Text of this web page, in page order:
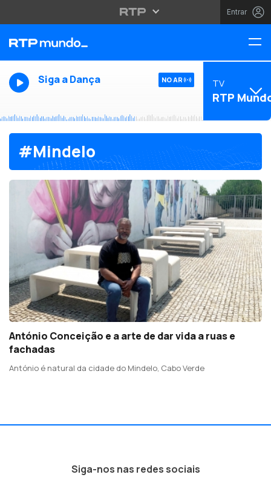
Entrar
Siga a Dança NO AR TV
RTP
#Mindelo
António Conceição e a arte de dar vida a ruas e
fachadas
António é natural da cidade do Mindelo, Cabo Verde
Siga-nos nas redes sociais